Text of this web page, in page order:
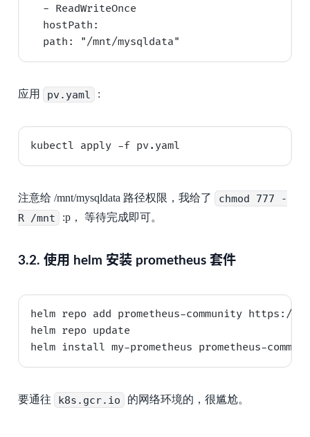
  - ReadWriteOnce
  hostPath:
应用 pv.yaml :
注意给 /mnt/mysqldata 路径权限，我给了
chmod 777 -
R /mnt
:p， 等待完成即可。
3.2. 使用 helm 安装 prometheus 套件
helm repo add prometheus-community https://
helm repo update
要通往 k8s.gcr.io 的网络环境的，很尴尬。